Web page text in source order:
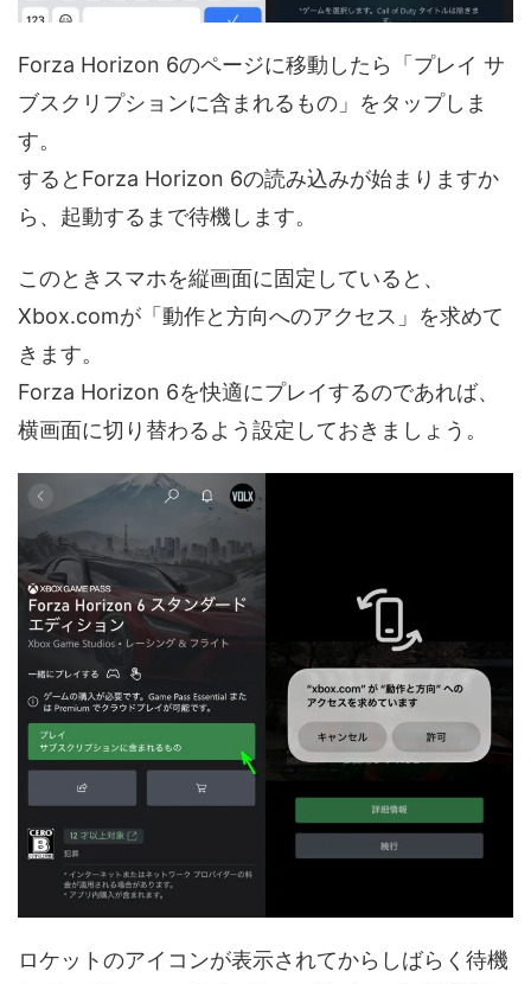
Forza Horizon 6のページに移動したら「プレイ サ
ブスクリプションに含まれるもの」をタップしま
す。
するとForza Horizon 6の読み込みが始まりますか
ら、起動するまで待機します。
このときスマホを縦画面に固定していると、
Xbox.comが「動作と方向へのアクセス」を求めて
きます。
Forza Horizon 6を快適にプレイするのであれば、
横画面に切り替わるよう設定しておきましょう。
ロケットのアイコンが表示されてからしばらく待機